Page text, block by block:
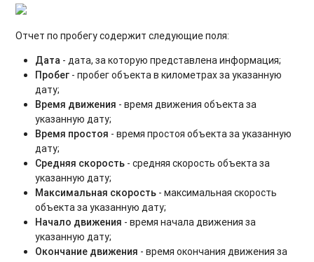
Отчёт по нарушениям
Отчёт по периодическим мероприятиям
Отчёт по выгрузке комбайнов
Отчёт по комбайнам - контроль ТС
Отчёт по спец. технике
Отчет по весам
Отчёт по контролю персонала (СКУД)
Отчёт по состоянию оборудования
Расширенный отчёт по состоянию оборудования
Отчет по пробегу содержит следующие поля:
Дата - дата, за которую представлена информация;
Пробег - пробег объекта в километрах за указанную
дату;
Время движения - время движения объекта за
указанную дату;
Время простоя - время простоя объекта за указанную
дату;
Средняя скорость - средняя скорость объекта за
указанную дату;
Максимальная скорость - максимальная скорость
объекта за указанную дату;
Начало движения - время начала движения за
указанную дату;
Окончание движения - время окончания движения за